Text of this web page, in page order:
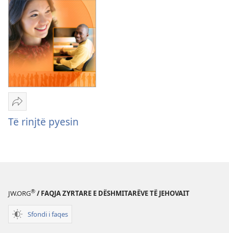
vizatime
Dërgo
Të
rinjtë
Të rinjtë pyesin
JW.ORG® / FAQJA ZYRTARE E DËSHMITARËVE TË JEHOVAIT
Sfondi i faqes